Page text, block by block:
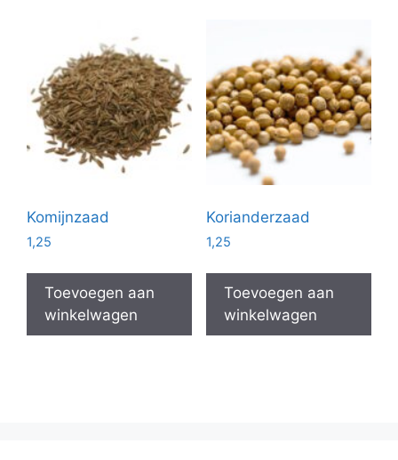
Komijnzaad
1,25
Toevoegen aan
winkelwagen
Korianderzaad
1,25
Toevoegen aan
winkelwagen